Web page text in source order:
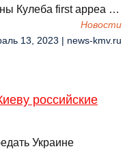
Кулеба first appea …
Новости
13, 2023 | news-kmv.ru
российские
Украине